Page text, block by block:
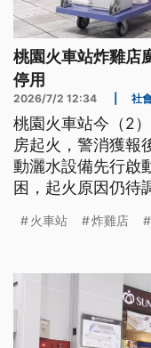
桃園火車站炸雞店
停用
2026/7/2 12:34 社
桃園火車站今（2
房起火，警消獲報
動灑水設備先行啟
困，起火原因仍待
火車站 炸雞店